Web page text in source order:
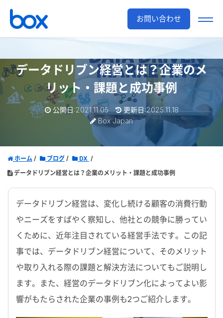
お問い合わせ
データドリブン経営とは？企業のメ
リット・課題と成功事例
公開日:2021.11.05
更新日:2025.11.18
Box Japan
ホーム ブログ
DX
データドリブン経営とは？企業のメリット・課題と成功事例
データドリブン経営は、変化し続ける顧客の消費行動
やニーズをすばやく察知し、他社との競争に勝ってい
くために、近年注目されている経営手法です。この記
事では、データドリブン経営について、そのメリット
や取り入れる際の課題と解決方法についてもご説明し
ます。また、経営のデータドリブン化によってよい影
響がもたらされた企業の事例も2つご紹介します。